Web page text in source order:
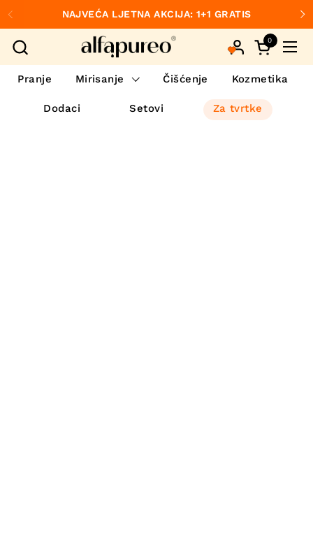
Preskoči na sadržaj
Prethodno
NAJVEĆA LJETNA AKCIJA: 1+1 GRATIS
Otvori
0
Pranje Mirisanje Čišćenje Kozmetika
Dodaci Setovi Za tvrtke